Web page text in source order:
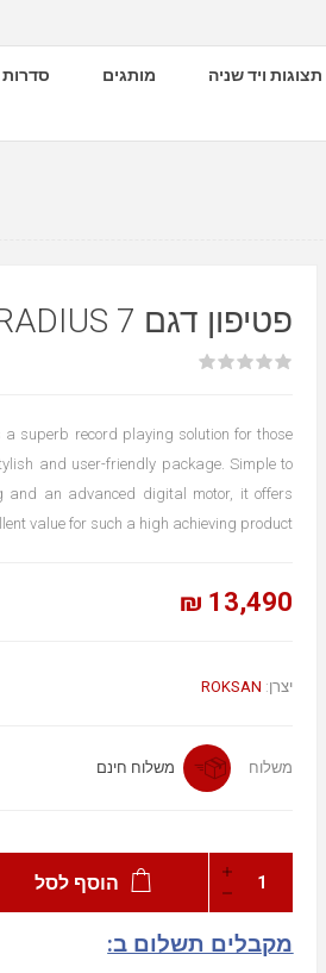
תצוגות ויד שניה מותגים סדרות
פטיפון דגם ROKSAN RADIUS 7
superb record playing solution for those
and user-friendly package. Simple to
and an advanced digital motor, it offers
value for such a high achieving product.
13,490 ₪
יצרן: ROKSAN
משלוח משלוח חינם
הוסף לסל
מקבלים תשלום ב: